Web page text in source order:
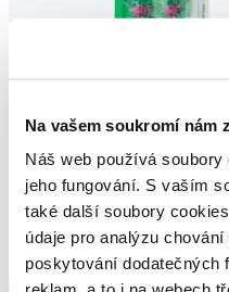
Na vašem soukromí nám
Náš web používá
jeho fungování. S vaším
také další soubory
údaje pro analýzu
poskytování dodatečných
zubního plaku, 12 ks
95 Kč
/5 (181x)